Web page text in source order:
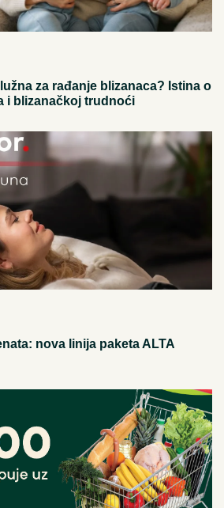
za rađanje blizanaca? Istina o
i blizanačkoj trudnoći
nova linija paketa ALTA